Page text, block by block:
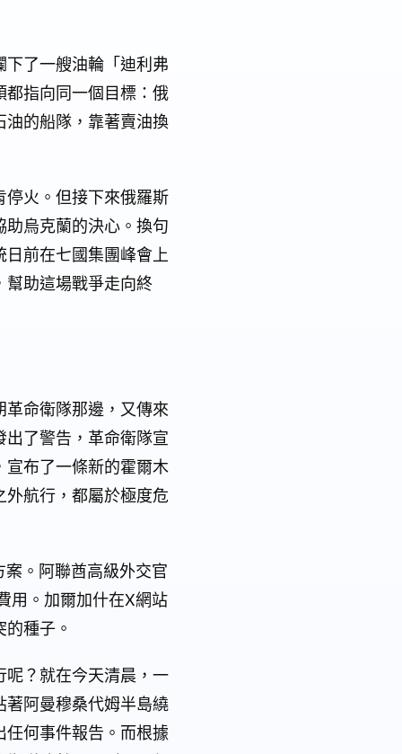
了一艘油輪「迪利弗
指向同一個目標：俄
的船隊，靠著賣油換
火。但接下來俄羅斯
烏克蘭的決心。換句
前在七國集團峰會上
幫助這場戰爭走向終
命衛隊那邊，又傳來
了警告，革命衛隊宣
布了一條新的霍爾木
航行，都屬於極度危
。阿聯酋高級外交官
用。加爾加什在X網站
種子。
？就在今天清晨，一
阿曼穆桑代姆半島繞
何事件報告。而根據